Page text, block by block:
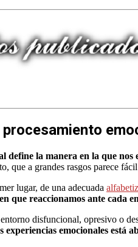
define la manera en la que
que a grandes rasgos parece
lugar, de una adecuada
que reaccionamos ante cada
disfuncional, opresivo o
experiencias emocionales